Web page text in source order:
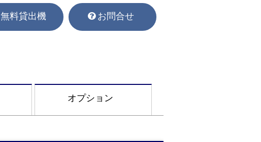
無料貸出機 お問合せ
オプション